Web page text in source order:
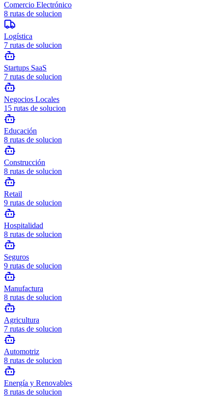
Comercio Electrónico
8 rutas de solucion
Logística
7 rutas de solucion
Startups SaaS
7 rutas de solucion
Negocios Locales
15 rutas de solucion
Educación
8 rutas de solucion
Construcción
8 rutas de solucion
Retail
9 rutas de solucion
Hospitalidad
8 rutas de solucion
Seguros
9 rutas de solucion
Manufactura
8 rutas de solucion
Agricultura
7 rutas de solucion
Automotriz
8 rutas de solucion
Energía y Renovables
8 rutas de solucion